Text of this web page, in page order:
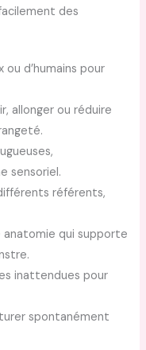
des
ou d’humains pour
allonger ou réduire
sensoriel.
référents,
anatomie qui supporte
inattendues pour
spontanément